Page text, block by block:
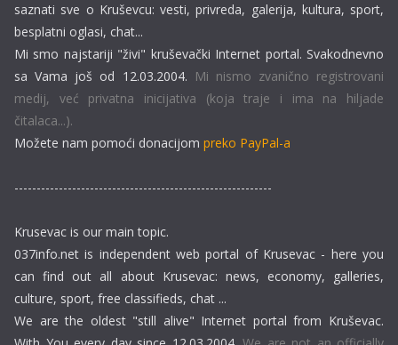
saznati sve o Kruševcu: vesti, privreda, galerija, kultura, sport,
besplatni oglasi, chat...
Mi smo najstariji "živi" kruševački Internet portal. Svakodnevno
sa Vama još od 12.03.2004. Mi nismo zvanično registrovani
medij, već privatna inicijativa (koja traje i ima na hiljade
čitalaca...).
Možete nam pomoći donacijom preko PayPal-a
----------------------------------------------------------
Krusevac is our main topic.
037info.net is independent web portal of Krusevac - here you
can find out all about Krusevac: news, economy, galleries,
culture, sport, free classifieds, chat ...
We are the oldest "still alive" Internet portal from Kruševac.